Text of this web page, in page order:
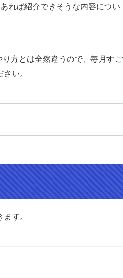
れば紹介できそうな内容につい
方とは全然違うので、毎月すご
い。
す。